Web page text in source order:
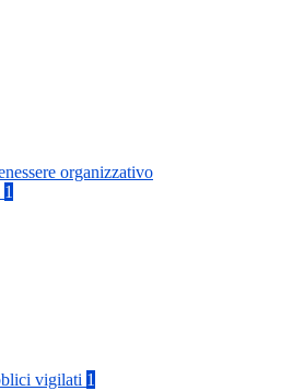
organizzativo
1
vigilati 1